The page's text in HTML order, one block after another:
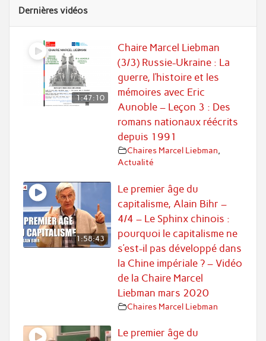
Dernières vidéos
1:47:10
Chaire Marcel Liebman
(3/3) Russie-Ukraine : La
guerre, l’histoire et les
mémoires avec Eric
Aunoble – Leçon 3 : Des
romans nationaux réécrits
depuis 1991
Chaires Marcel Liebman
Actualité
1:58:43
Le premier âge du
capitalisme, Alain Bihr –
4/4 – Le Sphinx chinois :
pourquoi le capitalisme ne
s’est-il pas développé dans
la Chine impériale ? – Vidéo
de la Chaire Marcel
Liebman mars 2020
Chaires Marcel Liebman
Le premier âge du